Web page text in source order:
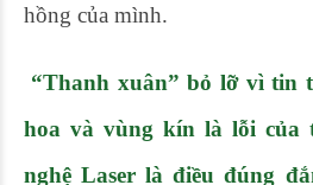
hồng của mình.
“Thanh xuân” bỏ lỡ vì tin
hoa và vùng kín là lỗi của
nghệ Laser là điều đúng